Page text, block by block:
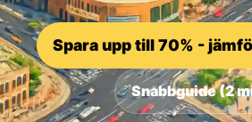
Spara upp till 70% -
Snabbguide (2